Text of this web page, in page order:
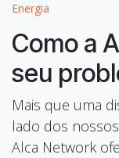
Energia
Como a
seu
Mais que uma
lado dos
Alca Network